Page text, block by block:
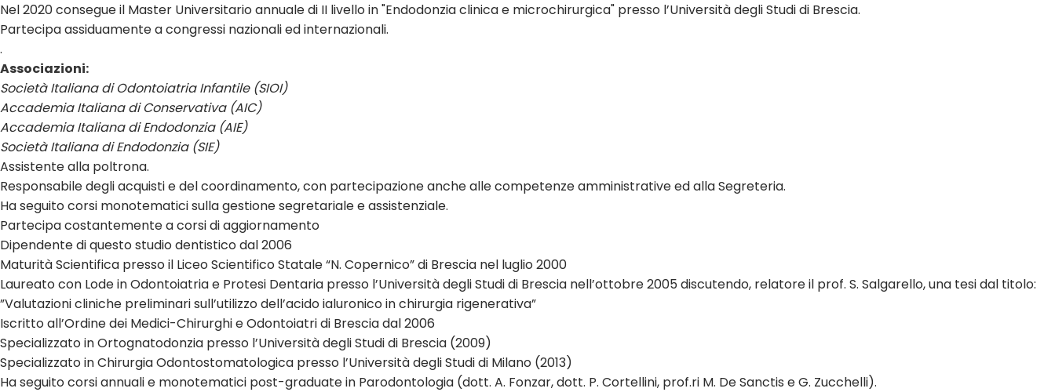
Nel 2020 consegue il Master Universitario annuale di II livello in "Endodonzia clinica e microchirurgica" presso l’Università degli Studi di Brescia.
Partecipa assiduamente a congressi nazionali ed internazionali.
.
Associazioni:
Società Italiana di Odontoiatria Infantile (SIOI)
Accademia Italiana di Conservativa (AIC)
Accademia Italiana di Endodonzia (AIE)
Società Italiana di Endodonzia (SIE)
Assistente alla poltrona.
Responsabile degli acquisti e del coordinamento, con partecipazione anche alle competenze amministrative ed alla Segreteria.
Ha seguito corsi monotematici sulla gestione segretariale e assistenziale.
Partecipa costantemente a corsi di aggiornamento
Dipendente di questo studio dentistico dal 2006
Maturità Scientifica presso il Liceo Scientifico Statale “N. Copernico” di Brescia nel luglio 2000
Laureato con Lode in Odontoiatria e Protesi Dentaria presso l’Università degli Studi di Brescia nell’ottobre 2005 discutendo, relatore il prof. S. Salgarello, una tesi dal titolo:
”Valutazioni cliniche preliminari sull’utilizzo dell’acido ialuronico in chirurgia rigenerativa”
Iscritto all’Ordine dei Medici-Chirurghi e Odontoiatri di Brescia dal 2006
Specializzato in Ortognatodonzia presso l’Università degli Studi di Brescia (2009)
Specializzato in Chirurgia Odontostomatologica presso l’Università degli Studi di Milano (2013)
Ha seguito corsi annuali e monotematici post-graduate in Parodontologia (dott. A. Fonzar, dott. P. Cortellini, prof.ri M. De Sanctis e G. Zucchelli).